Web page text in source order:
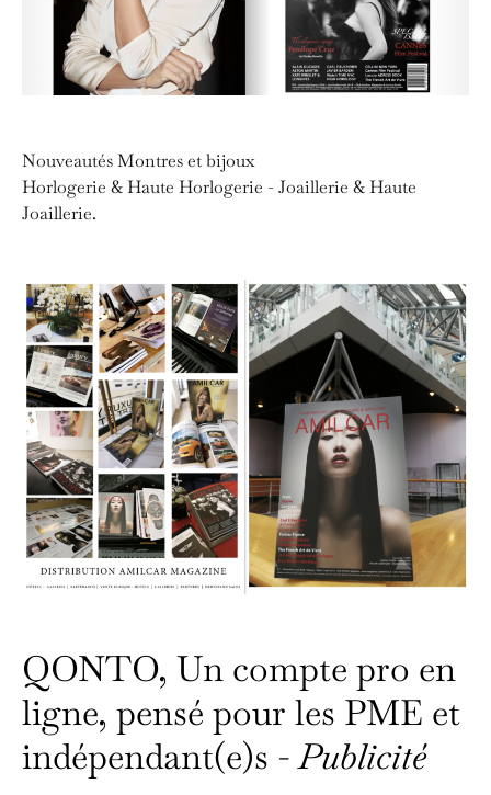
Nouveautés Montres et bijoux
Horlogerie & Haute Horlogerie - Joaillerie & Haute
Joaillerie.
QONTO, Un compte pro en
ligne, pensé pour les PME et
indépendant(e)s -Publicité